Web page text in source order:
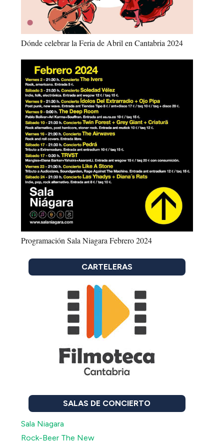
Dónde celebrar la Feria de Abril en Cantabria 2024
Programación Sala Niagara Febrero 2024
CARTELERAS
SALAS DE CONCIERTO
Sala Niagara
Rock-Beer The New